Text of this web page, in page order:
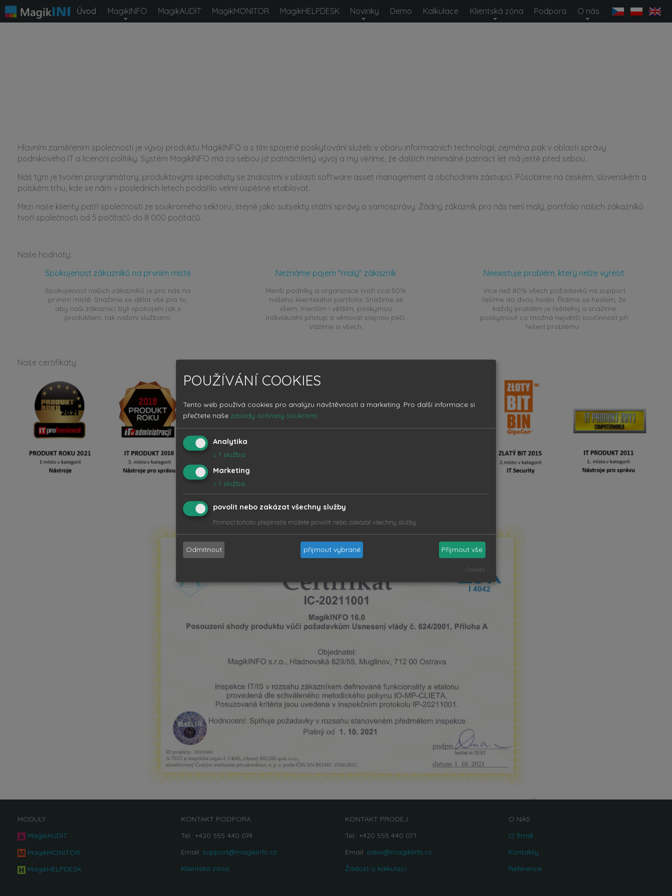
Úvod MagikINFO MagikAUDIT MagikMONITOR MagikHELPDESK Novinky Demo Kalkulace Klientská zóna Podpora O nás
Hlavním zaměřením společnosti je vývoj produktu MagikINFO a s tím spojené poskytování služeb v oboru informačních technologií, zejména pak v oblasti správy
podnikového IT a licenční politiky. Systém MagikINFO má za sebou již patnáctiletý vývoj a my věříme, že dalších minimálně patnáct let má ještě před sebou.
Náš tým je tvořen programátory, produktovými specialisty se znalostmi v oblasti software asset management a obchodními zástupci. Působíme na českém, slovenském a
polském trhu, kde se nám v posledních letech podařilo velmi úspěšně etablovat.
Mezi naše klienty patří společnosti ze soukromého sektoru, stejně jako subjekty státní správy a samosprávy. Žádný zákazník pro nás není malý, portfolio našich zákazníků
tvoří společnosti od 5 počítačů do 8 000 počítačů.
Naše hodnoty:
Spokojenost zákazníků na prvním místě
Spokojenost našich zákazníků je pro nás na
prvním místě. Snažíme se dělat vše pro to,
aby naši zákazníci byli spokojeni jak s
produktem, tak našimi službami.
Neznáme pojem "malý" zákazník
Menší podniky a organizace tvoří cca 50%
našeho klientského portfolia. Snažíme se
všem, menším i větším, poskytnou
individuální přístup a věnovat stejnou péči.
Vážíme si všech.
Neexistuje problém, který nelze vyřešit
Více než 80% všech požadavků na support
řešíme do dvou hodin. Řídíme se heslem, že
každý problém je řešitelný a snažíme
poskytnout co možná největší součinnost při
řešení problému.
Naše certifikáty:
Certifikát 624/2001
MODULY
MagikAUDIT
MagikMONITOR
MagikHELPDESK
KONTAKT PODPORA
Tel.: +420 555 440 074
Email:support@magikinfo.cz
Klientská zóna
KONTAKT PRODEJ
Tel.: +420 555 440 071
Email: sales@magikinfo.cz
Žádost o kalkulaci
O NÁS
O firmě
Kontakty
Reference
POUŽÍVÁNÍ COOKIES
Tento web používá cookies pro analýzu návštěvnosti a marketing. Pro další informace si
přečtete naše zásady ochrany soukromí.
Analytika
↓ 1 služba.
Marketing
↓ 1 služba.
povolit nebo zakázat všechny služby
Pomocí tohoto přepínače můžete povolit nebo zakázat všechny služby.
Odmítnout přijmout vybrané Přijmout vše
Cookies